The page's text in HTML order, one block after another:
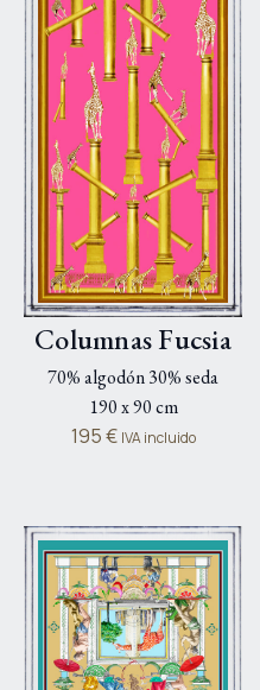
Columnas Fucsia
70% algodón 30% seda
190 x 90 cm
195€ IVA incluido